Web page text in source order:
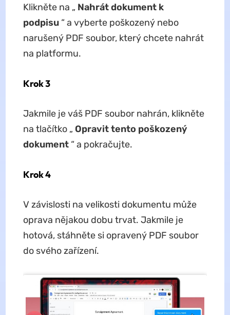
Klikněte na „ Nahrát dokument k
podpisu“ a vyberte poškozený nebo
narušený PDF soubor, který chcete nahrát
na platformu.
Krok 3
Jakmile je váš PDF soubor nahrán, klikněte
na tlačítko „ Opravit tento poškozený
dokument“ a pokračujte.
Krok 4
V závislosti na velikosti dokumentu může
oprava nějakou dobu trvat. Jakmile je
hotová, stáhněte si opravený PDF soubor
do svého zařízení.